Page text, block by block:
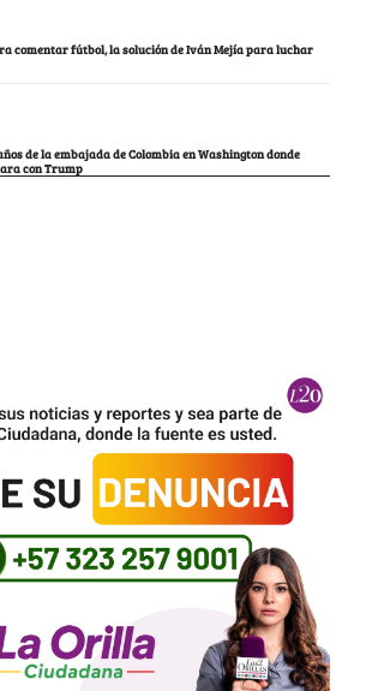
comentar fútbol, la solución de Iván Mejía para luchar
de la embajada de Colombia en Washington donde
con Trump